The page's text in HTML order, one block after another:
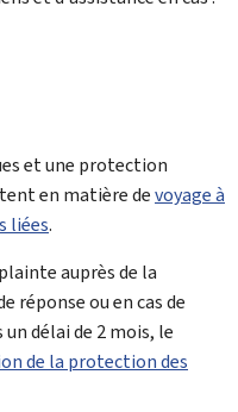
et une protection
en matière devoyage à
liées.
auprès de la
réponse ou en cas de
délai de 2 mois, le
de la protection des